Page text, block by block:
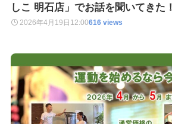
しこ 明石店」でお話を聞いてきた！
2026年4月19日 12:00616 views